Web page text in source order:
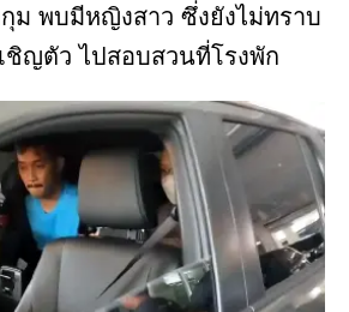
ม พบมีหญิงสาว ซึ่งยังไม่ทราบ
ชิญตัว ไปสอบสวนที่โรงพัก